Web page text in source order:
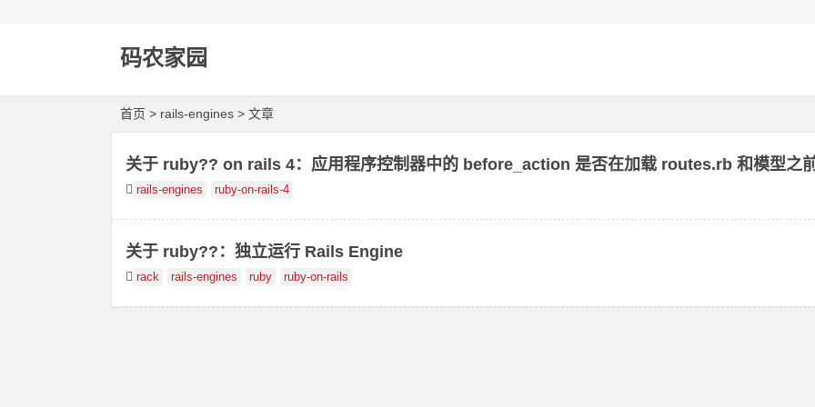
码农家园
首页 > rails-engines > 文章
关于 ruby?? on rails 4：应用程序控制器中的 before_action 是否在加载 routes.rb 和模型之
执行？
rails-engines ruby-on-rails-4
关于 ruby??：独立运行 Rails Engine
rack rails-engines ruby ruby-on-rails